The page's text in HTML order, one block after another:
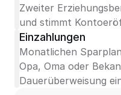
Zweiter
und stimmt
Einzahlungen
Monatlichen
Opa, Oma oder
Dauerüberweisung